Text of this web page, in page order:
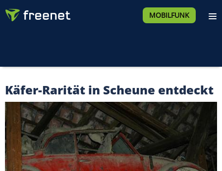
MOBILFUNK
Käfer-Rarität in Scheune entdeckt